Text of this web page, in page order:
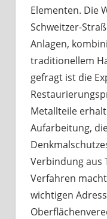
Elementen. Die
Schweitzer-
Anlagen,
traditionellem
gefragt ist die
Metallteile
Aufarbeitung,
Verbindung aus
Verfahren
wichtigen